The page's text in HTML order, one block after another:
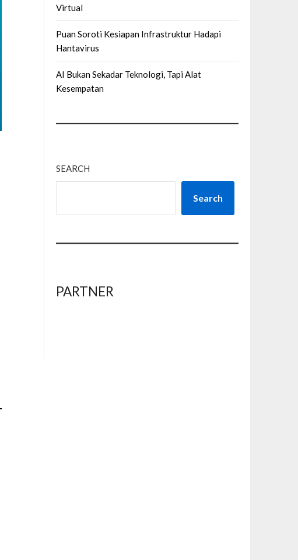
Virtual
Puan Soroti Kesiapan Infrastruktur Hadapi
Hantavirus
AI Bukan Sekadar Teknologi, Tapi Alat
Kesempatan
SEARCH
Search
PARTNER